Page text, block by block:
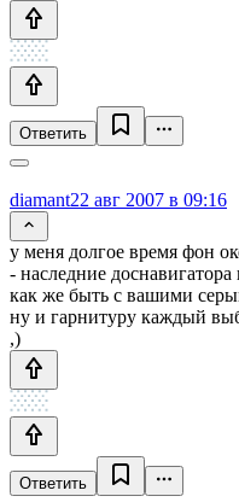
Ответить
diamant22 авг 2007 в 09:16
у меня долгое время фон
- наследние
как же быть с вашими
ну и гарнитуру каждый
,)
Ответить